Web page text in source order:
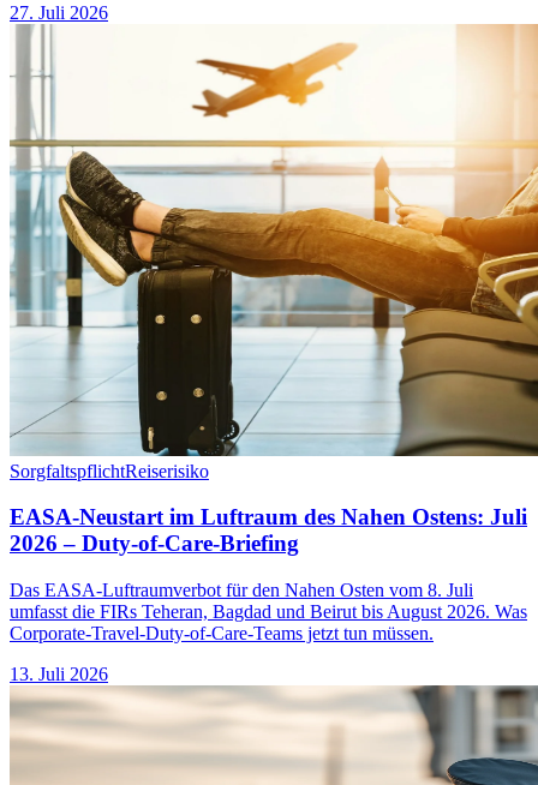
27. Juli 2026
SorgfaltspflichtReiserisiko
EASA-Neustart im Luftraum des Nahen Ostens: Juli
2026 – Duty-of-Care-Briefing
Das EASA-Luftraumverbot für den Nahen Osten vom 8. Juli
umfasst die FIRs Teheran, Bagdad und Beirut bis August 2026. Was
Corporate-Travel-Duty-of-Care-Teams jetzt tun müssen.
13. Juli 2026